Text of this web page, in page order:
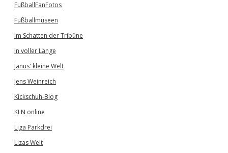
FußballFanFotos
Fußballmuseen
Im Schatten der Tribüne
In voller Länge
Janus' kleine Welt
Jens Weinreich
Kickschuh-Blog
KLN online
Liga Parkdrei
Lizas Welt